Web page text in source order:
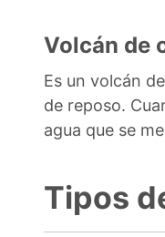
Volcán de
Es un volcán
de reposo.
agua que se
Tipos